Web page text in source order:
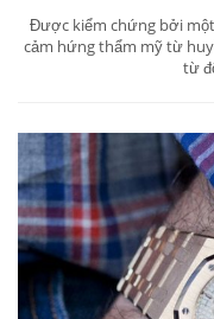
Được kiểm chứng bởi
cảm hứng thẩm mỹ từ
từ